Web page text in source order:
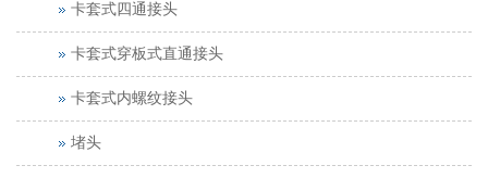
卡套式四通接头
卡套式穿板式直通接头
卡套式内螺纹接头
堵头